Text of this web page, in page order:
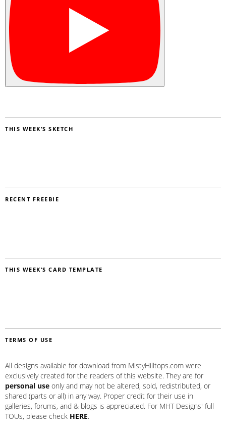
THIS WEEK’S SKETCH
RECENT FREEBIE
THIS WEEK’S CARD TEMPLATE
TERMS OF USE
All designs available for download from MistyHilltops.com were
exclusively created for the readers of this website. They are for
personal use only and may not be altered, sold, redistributed, or
shared (parts or all) in any way. Proper credit for their use in
galleries, forums, and & blogs is appreciated. For MHT Designs' full
TOUs, please check HERE.